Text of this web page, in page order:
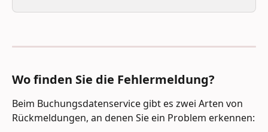
Wo finden Sie die Fehlermeldung?
Beim Buchungsdatenservice gibt es zwei Arten von
Rückmeldungen, an denen Sie ein Problem erkennen: